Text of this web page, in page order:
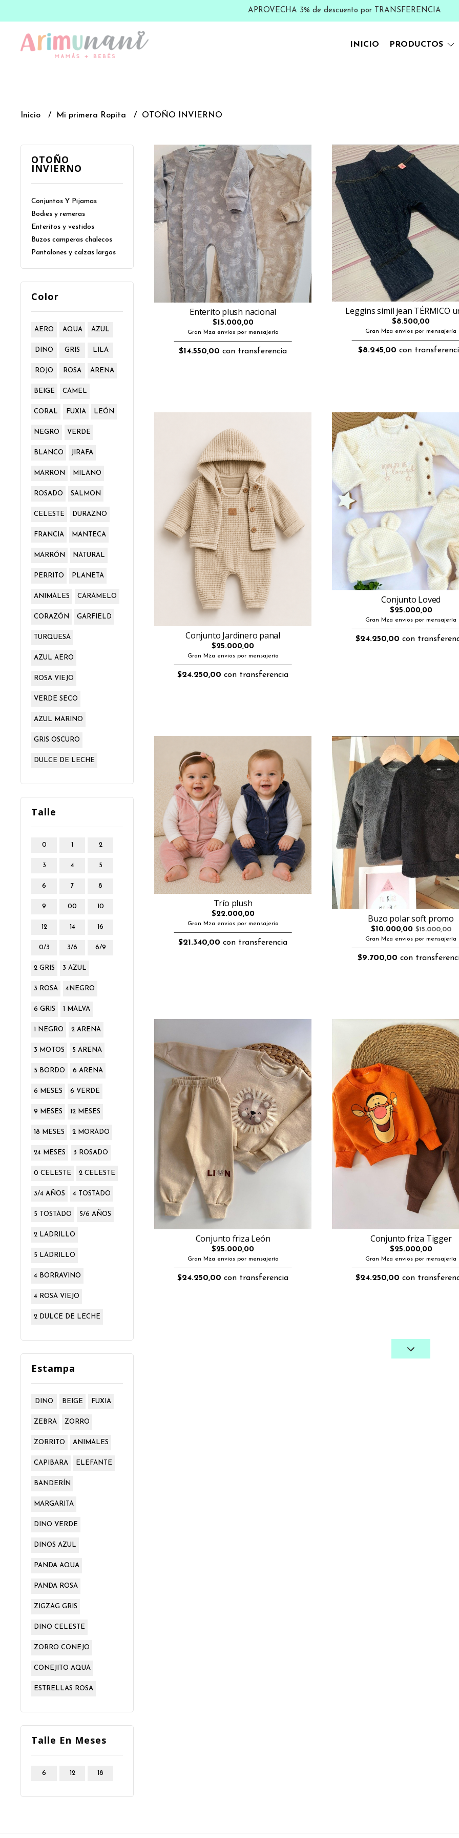
APROVECHA 3% de descuento por TRANSFERENCIA
INICIO PRODUCTOS
Inicio Mi primera Ropita OTOÑO INVIERNO
OTOÑO
INVIERNO
Conjuntos Y Pijamas
Bodies y remeras
Enteritos y vestidos
Buzos camperas chalecos
Pantalones y calzas largos
Color
AERO AQUA AZUL
DINO GRIS LILA
ROJO ROSA ARENA
BEIGE CAMEL
CORAL FUXIA LEÓN
NEGRO VERDE
BLANCO JIRAFA
MARRON MILANO
ROSADO SALMON
CELESTE DURAZNO
FRANCIA MANTECA
MARRÓN NATURAL
PERRITO PLANETA
ANIMALES CARAMELO
CORAZÓN GARFIELD
TURQUESA
AZUL AERO
ROSA VIEJO
VERDE SECO
AZUL MARINO
GRIS OSCURO
DULCE DE LECHE
Talle
0 1 2
3 4 5
6 7 8
9 00 10
12 14 16
0/3 3/6 6/9
2 GRIS 3 AZUL
3 ROSA 4NEGRO
6 GRIS 1 MALVA
1 NEGRO 2 ARENA
3 MOTOS 5 ARENA
5 BORDO 6 ARENA
6 MESES 6 VERDE
9 MESES 12 MESES
18 MESES 2 MORADO
24 MESES 3 ROSADO
0 CELESTE 2 CELESTE
3/4 AÑOS 4 TOSTADO
5 TOSTADO 5/6 AÑOS
2 LADRILLO
5 LADRILLO
4 BORRAVINO
4 ROSA VIEJO
2 DULCE DE LECHE
Estampa
DINO BEIGE FUXIA
ZEBRA ZORRO
ZORRITO ANIMALES
CAPIBARA ELEFANTE
BANDERÍN
MARGARITA
DINO VERDE
DINOS AZUL
PANDA AQUA
PANDA ROSA
ZIGZAG GRIS
DINO CELESTE
ZORRO CONEJO
CONEJITO AQUA
ESTRELLAS ROSA
Talle En Meses
6 12 18
Enterito plush nacional
$15.000,00
Gran Mza envios por mensajería
$14.550,00 con transferencia
Leggins simil jean TÉRMICO
$8.500,00
Gran Mza envios por mensajería
$8.245,00 con
Conjunto Jardinero panal
$25.000,00
Gran Mza envios por mensajería
$24.250,00 con transferencia
Conjunto Loved
$25.000,00
Gran Mza envios por mensajería
$24.250,00 con
Trío plush
$22.000,00
Gran Mza envios por mensajería
$21.340,00 con transferencia
Buzo polar soft promo
$10.000,00 $15.000,00
Gran Mza envios por mensajería
$9.700,00 con
Conjunto friza León
$25.000,00
Gran Mza envios por mensajería
$24.250,00 con transferencia
Conjunto friza Tigger
$25.000,00
Gran Mza envios por mensajería
$24.250,00 con